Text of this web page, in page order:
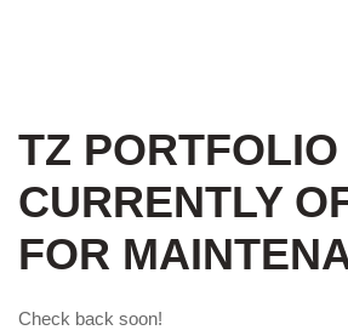
TZ
CURRENTLY
FOR
Check back soon!